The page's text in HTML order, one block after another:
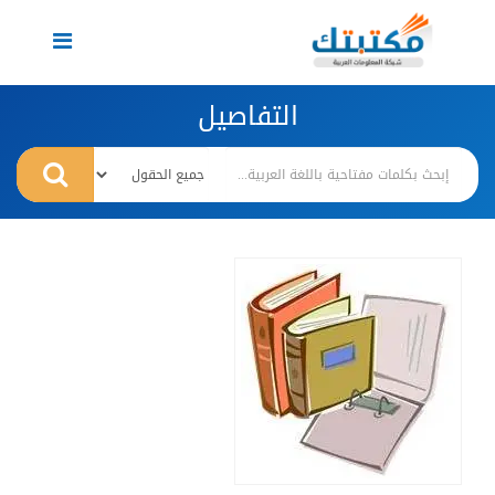
Toggle
navigation
التفاصيل